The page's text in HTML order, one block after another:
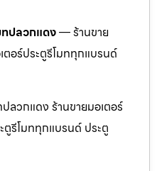
ทปลวกแดง— ร้านขาย
ตอร์ประตูรีโมททุกแบรนด์
ลวกแดง ร้านขายมอเตอร์
ตูรีโมททุกแบรนด์ ประตู